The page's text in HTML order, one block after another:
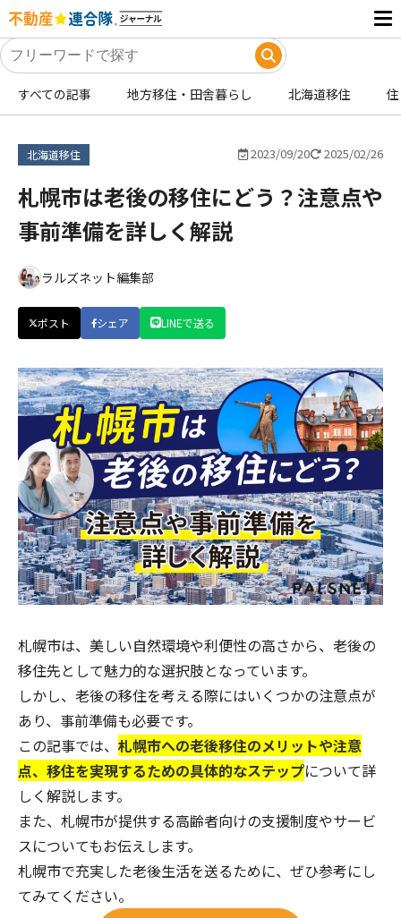
すべての記事 地方移住・田舎暮らし 北海道移住
北海道移住 2023/09/20 2025/02/26
札幌市は老後の移住にどう？注意点や
事前準備を詳しく解説
ラルズネット編集部
ポスト シェア LINEで送る
札幌市は、美しい自然環境や利便性の高さから、老後の
移住先として魅力的な選択肢となっています。
しかし、老後の移住を考える際にはいくつかの注意点が
あり、事前準備も必要です。
この記事では、 札幌市への老後移住のメリットや注意
点、移住を実現するための具体的なステップについて詳
しく解説します。
また、札幌市が提供する高齢者向けの支援制度やサービ
スについてもお伝えします。
札幌市で充実した老後生活を送るために、ぜひ参考にし
てみてください。